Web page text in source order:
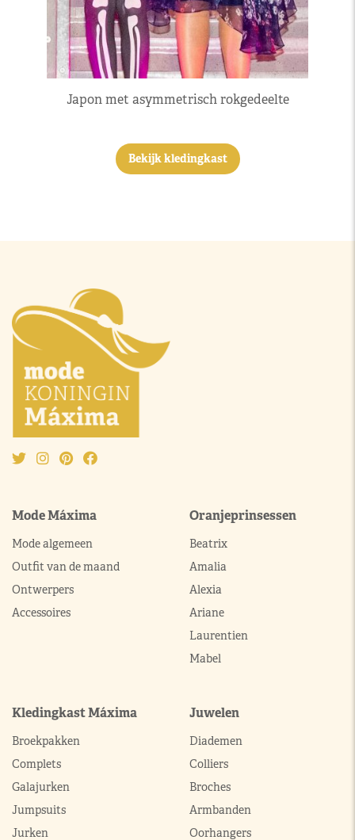
Japon met asymmetrisch rokgedeelte
Bekijk kledingkast
Mode Máxima
Mode algemeen
Outfit van de maand
Ontwerpers
Accessoires
Oranjeprinsessen
Beatrix
Amalia
Alexia
Ariane
Laurentien
Mabel
Kledingkast Máxima
Broekpakken
Complets
Galajurken
Jumpsuits
Jurken
Juwelen
Diademen
Colliers
Broches
Armbanden
Oorhangers